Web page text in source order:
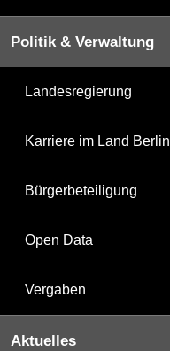
Politik & Verwaltung
Landesregierung
Karriere im Land Berlin
Bürgerbeteiligung
Open Data
Vergaben
Aktuelles